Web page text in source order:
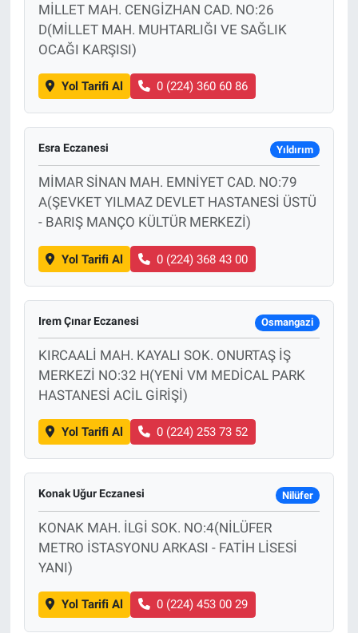
MİLLET MAH. CENGİZHAN CAD. NO:26
D(MİLLET MAH. MUHTARLIĞI VE SAĞLIK
OCAĞI KARŞISI)
Yol Tarifi Al 0 (224) 360 60 86
Esra Eczanesi Yıldırım
MİMAR SİNAN MAH. EMNİYET CAD. NO:79
A(ŞEVKET YILMAZ DEVLET HASTANESİ ÜSTÜ
- BARIŞ MANÇO KÜLTÜR MERKEZİ)
Yol Tarifi Al 0 (224) 368 43 00
Irem Çınar Eczanesi Osmangazi
KIRCAALİ MAH. KAYALI SOK. ONURTAŞ İŞ
MERKEZİ NO:32 H(YENİ VM MEDİCAL PARK
HASTANESİ ACİL GİRİŞİ)
Yol Tarifi Al 0 (224) 253 73 52
Konak Uğur Eczanesi Nilüfer
KONAK MAH. İLGİ SOK. NO:4(NİLÜFER
METRO İSTASYONU ARKASI - FATİH LİSESİ
YANI)
Yol Tarifi Al 0 (224) 453 00 29